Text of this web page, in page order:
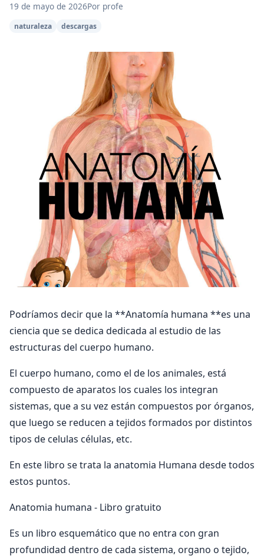
19 de mayo de 2026Por profe
naturaleza descargas
Podríamos decir que la **Anatomía humana **es una
ciencia que se dedica dedicada al estudio de las
estructuras del cuerpo humano.
El cuerpo humano, como el de los animales, está
compuesto de aparatos los cuales los integran
sistemas, que a su vez están compuestos por órganos,
que luego se reducen a tejidos formados por distintos
tipos de celulas células, etc.
En este libro se trata la anatomia Humana desde todos
estos puntos.
Anatomia humana - Libro gratuito
Es un libro esquemático que no entra con gran
profundidad dentro de cada sistema, organo o tejido,